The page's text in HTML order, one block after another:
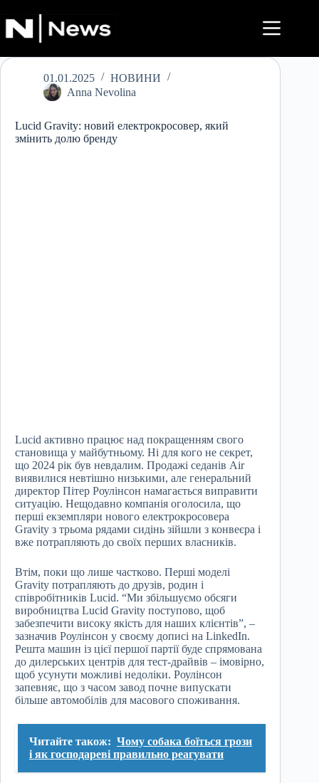
до
вмісту
01.01.2025
НОВИНИ
Anna Nevolina
Lucid Gravity: новий електрокросовер, який
змінить долю бренду
Lucid активно працює над покращенням свого
становища у майбутньому. Ні для кого не секрет,
що 2024 рік був невдалим. Продажі седанів Air
виявилися невтішно низькими, але генеральний
директор Пітер Роулінсон намагається виправити
ситуацію. Нещодавно компанія оголосила, що
перші екземпляри нового електрокросовера
Gravity з трьома рядами сидінь зійшли з конвеєра і
вже потрапляють до своїх перших власників.
Втім, поки що лише частково. Перші моделі
Gravity потрапляють до друзів, родин і
співробітників Lucid. “Ми збільшуємо обсяги
виробництва Lucid Gravity поступово, щоб
забезпечити високу якість для наших клієнтів”, –
зазначив Роулінсон у своєму дописі на LinkedIn.
Решта машин із цієї першої партії буде спрямована
до дилерських центрів для тест-драйвів – імовірно,
щоб усунути можливі недоліки. Роулінсон
запевняє, що з часом завод почне випускати
більше автомобілів для масового споживання.
Читайте також: Чому собака боїться грози
і як господареві правильно реагувати